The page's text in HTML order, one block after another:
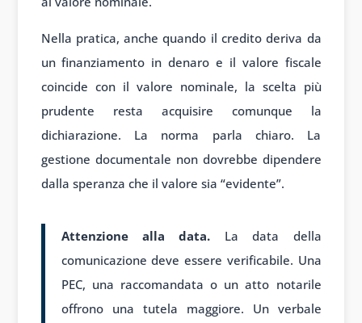
Nella pratica, anche quando il credito deriva da
un finanziamento in denaro e il valore fiscale
coincide con il valore nominale, la scelta più
prudente resta acquisire comunque la
dichiarazione. La norma parla chiaro. La
gestione documentale non dovrebbe dipendere
dalla speranza che il valore sia “evidente”.
Attenzione alla data. La data della
comunicazione deve essere verificabile. Una
PEC, una raccomandata o un atto notarile
offrono una tutela maggiore. Un verbale